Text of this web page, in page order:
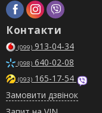
Контакти
(099) 913-04-34
(098) 640-02-08
(093) 165-17-54
Замовити дзвінок